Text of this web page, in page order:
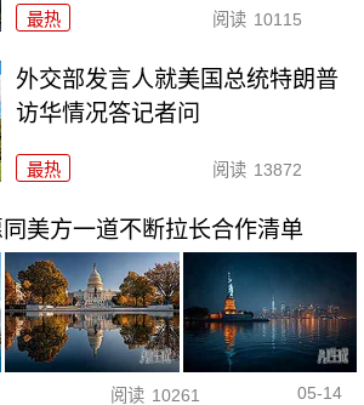
最热 阅读 10115
外交部发言人就美国总统特朗普
访华情况答记者问
最热 阅读 13872
美方一道不断拉长合作清单
阅读 10261 05-14